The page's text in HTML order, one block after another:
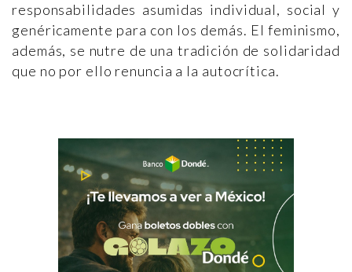
responsabilidades asumidas individual, social y
genéricamente para con los demás. El feminismo,
además, se nutre de una tradición de solidaridad
que no por ello renuncia a la autocrítica.